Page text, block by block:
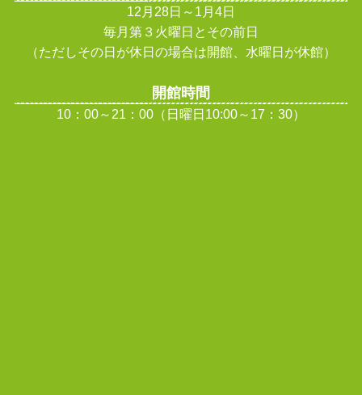
12月28日～1月4日
毎月第３火曜日とその前日
（ただしその日が休日の場合は開館、水曜日が休館）
開館時間
10：00～21：00（日曜日10:00～17：30）